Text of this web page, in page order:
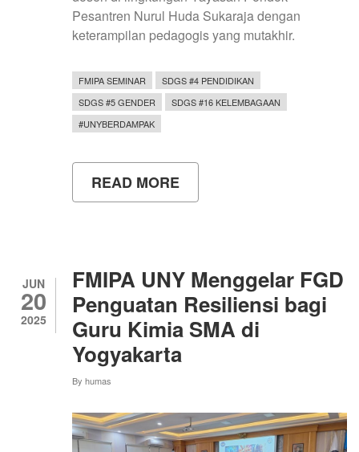
Pesantren Nurul Huda Sukaraja dengan
keterampilan pedagogis yang mutakhir.
FMIPA SEMINAR
SDGS #4 PENDIDIKAN
SDGS #5 GENDER
SDGS #16 KELEMBAGAAN
#UNYBERDAMPAK
READ MORE
TINGKATKAN
HUDA
OKU
TIMUR
GELAR
LOKAKARYA
PENYUSUNAN
MODUL
UNY
JUN
20
2025
FMIPA UNY Menggelar FGD
Penguatan Resiliensi bagi
Guru Kimia SMA di
Yogyakarta
By humas